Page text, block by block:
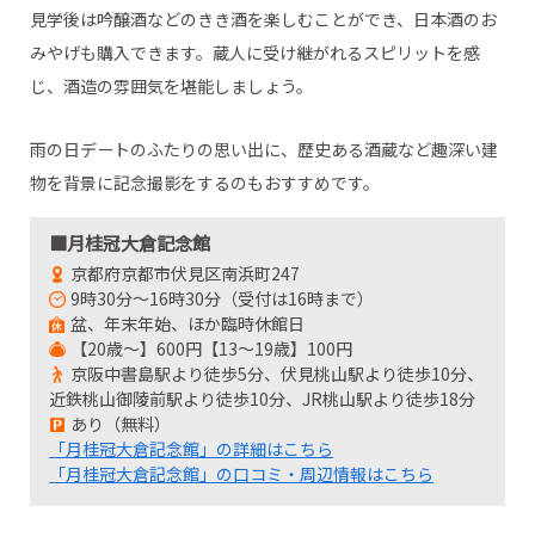
見学後は吟醸酒などのきき酒を楽しむことができ、日本酒のお
みやげも購入できます。蔵人に受け継がれるスピリットを感
じ、酒造の雰囲気を堪能しましょう。
雨の日デートのふたりの思い出に、歴史ある酒蔵など趣深い建
物を背景に記念撮影をするのもおすすめです。
■月桂冠大倉記念館
京都府京都市伏見区南浜町247
9時30分～16時30分（受付は16時まで）
盆、年末年始、ほか臨時休館日
【20歳～】600円【13～19歳】100円
京阪中書島駅より徒歩5分、伏見桃山駅より徒歩10分、
近鉄桃山御陵前駅より徒歩10分、JR桃山駅より徒歩18分
あり（無料）
「月桂冠大倉記念館」の詳細はこちら
「月桂冠大倉記念館」の口コミ・周辺情報はこちら